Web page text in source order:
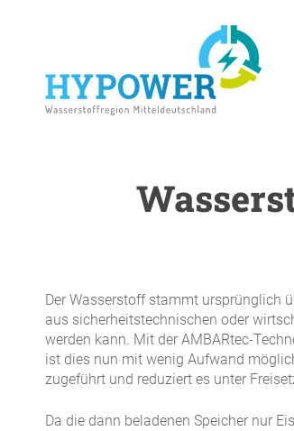
Der Wasserstoff stammt ursprünglich
aus sicherheitstechnischen oder
werden kann. Mit der AMBARtec-
ist dies nun mit wenig Aufwand
zugeführt und reduziert es unter
Da die dann beladenen Speicher nur